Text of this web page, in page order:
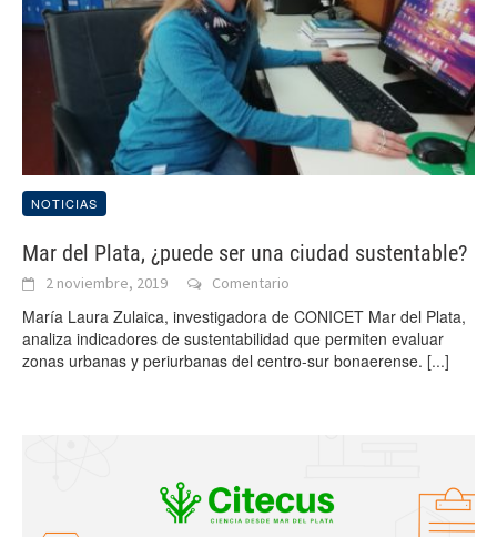
NOTICIAS
Mar del Plata, ¿puede ser una ciudad sustentable?
2 noviembre, 2019 Comentario
María Laura Zulaica, investigadora de CONICET Mar del Plata,
analiza indicadores de sustentabilidad que permiten evaluar
zonas urbanas y periurbanas del centro-sur bonaerense. [...]